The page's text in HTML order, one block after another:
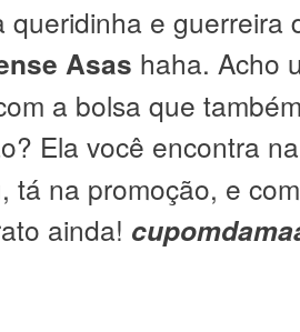
queridinha e guerreira
Asas haha. Acho
a bolsa que
Ela você encontra
tá na promoção, e
ainda!